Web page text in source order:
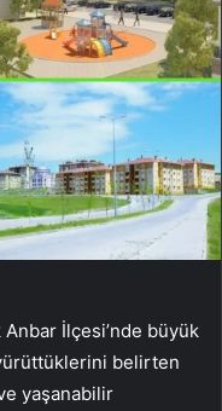
İlçesi’nde büyük
belirten
yaşanabilir